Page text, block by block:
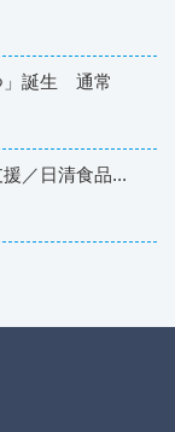
」誕生 通常
／日清食品...